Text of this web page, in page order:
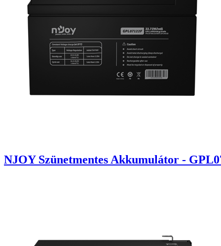
NJOY Szünetmentes Akkumulátor -